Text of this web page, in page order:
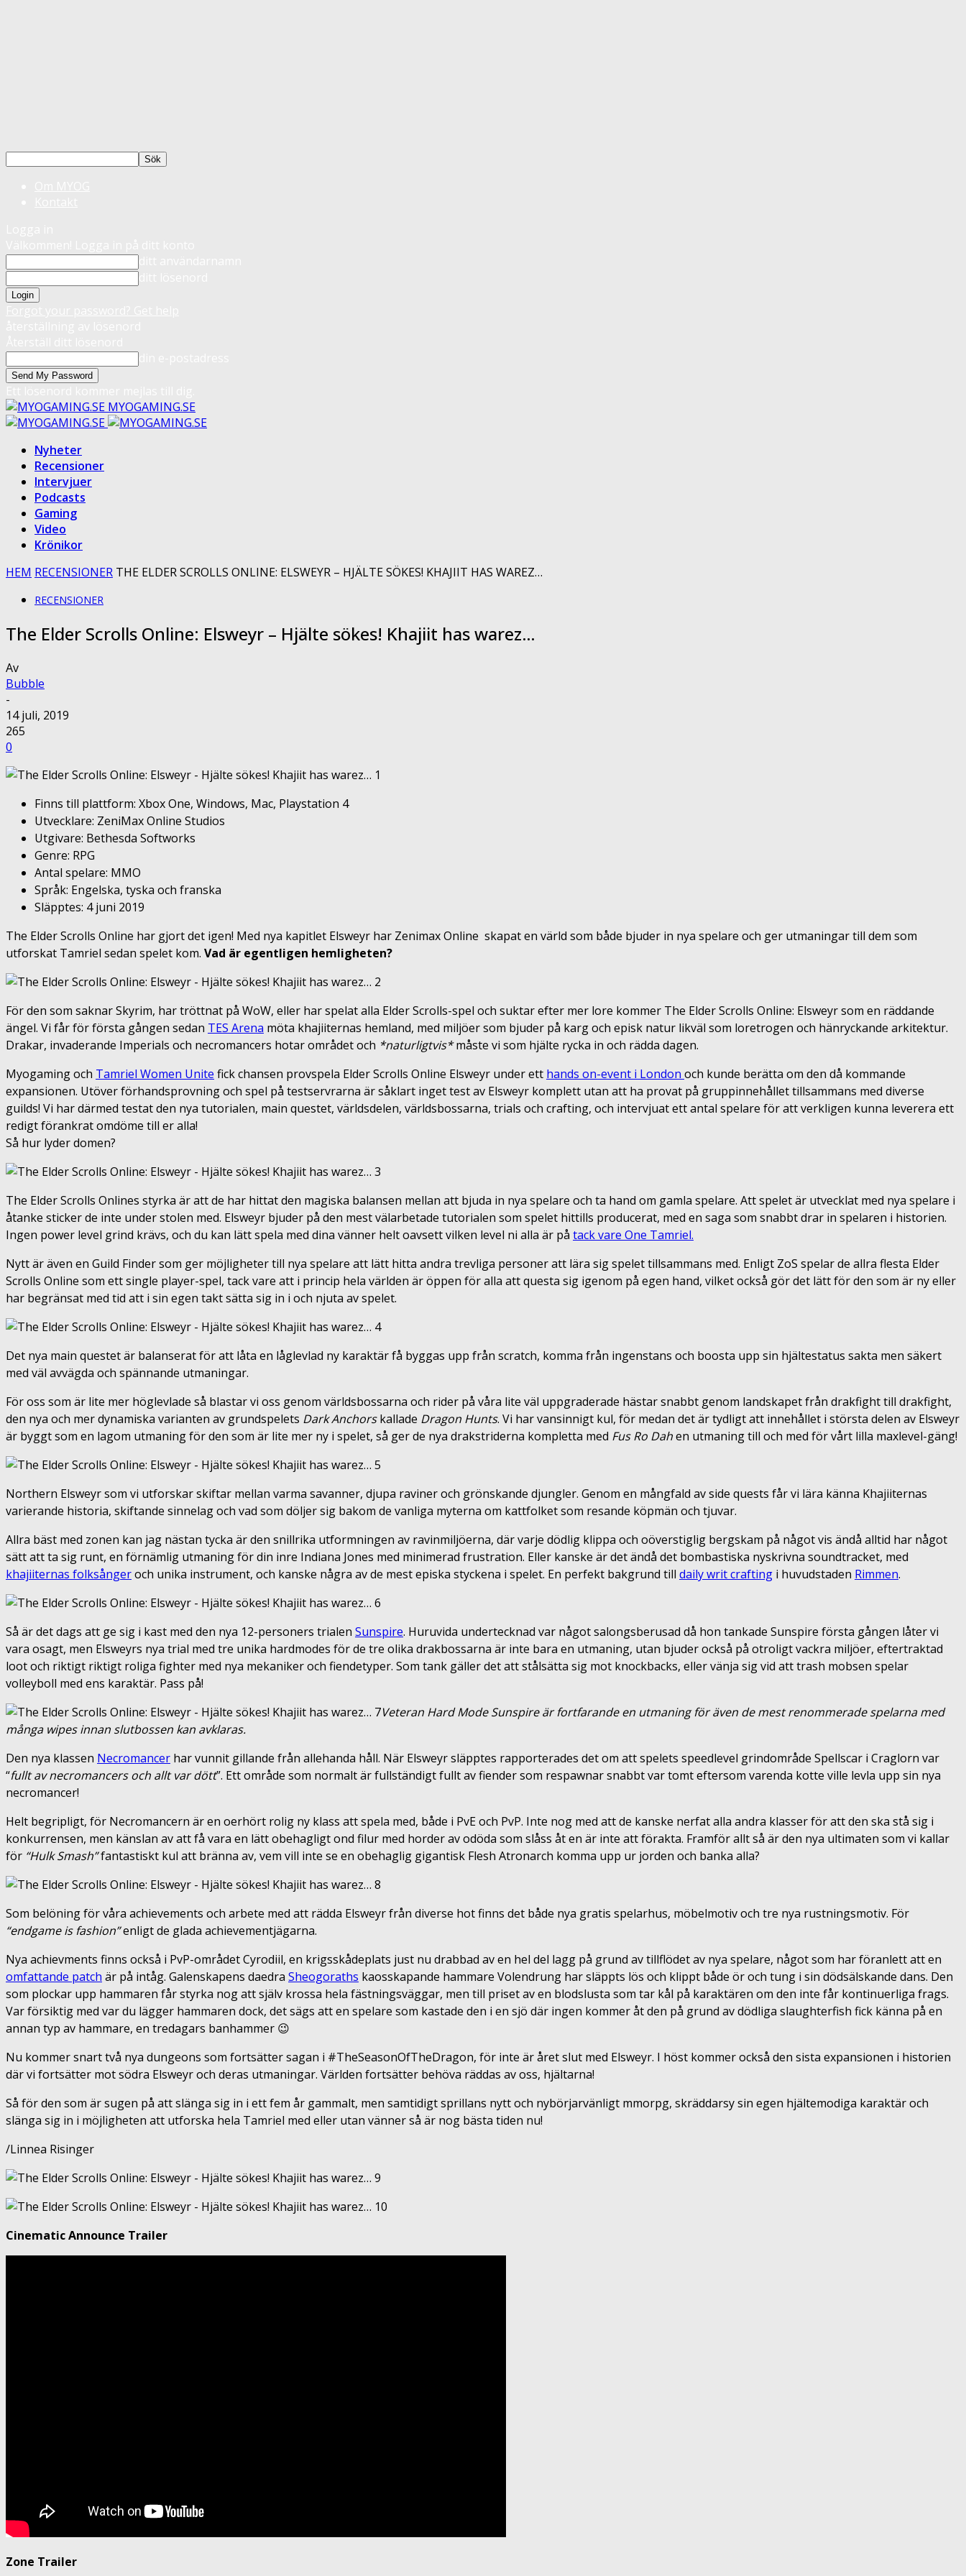
MYOGAMING.SE
Nyheter
Recensioner
Intervjuer
Podcasts
Gaming
Video
Krönikor
HEM RECENSIONER THE ELDER SCROLLS ONLINE: ELSWEYR – HJÄLTE SÖKES! KHAJIIT HAS WAREZ…
RECENSIONER
The Elder Scrolls Online: Elsweyr – Hjälte sökes! Khajiit has warez…
Av
Bubble
-
14 juli, 2019
265
0
Finns till plattform: Xbox One, Windows, Mac, Playstation 4
Utvecklare: ZeniMax Online Studios
Utgivare: Bethesda Softworks
Genre: RPG
Antal spelare: MMO
Språk: Engelska, tyska och franska
Släpptes: 4 juni 2019
The Elder Scrolls Online har gjort det igen! Med nya kapitlet Elsweyr har Zenimax Online skapat en värld som både bjuder in nya spelare och ger utmaningar till dem som
utforskat Tamriel sedan spelet kom. Vad är egentligen hemligheten?
För den som saknar Skyrim, har tröttnat på WoW, eller har spelat alla Elder Scrolls-spel och suktar efter mer lore kommer The Elder Scrolls Online: Elsweyr som en räddande
ängel. Vi får för första gången sedan TES Arena möta khajiiternas hemland, med miljöer som bjuder på karg och episk natur likväl som loretrogen och hänryckande arkitektur.
Drakar, invaderande Imperials och necromancers hotar området och *naturligtvis*måste vi som hjälte rycka in och rädda dagen.
Myogaming och Tamriel Women Unite fick chansen provspela Elder Scrolls Online Elsweyr under ett hands on-event i London och kunde berätta om den då kommande
expansionen. Utöver förhandsprovning och spel på testservrarna är såklart inget test av Elsweyr komplett utan att ha provat på gruppinnehållet tillsammans med diverse
guilds! Vi har därmed testat den nya tutorialen, main questet, världsdelen, världsbossarna, trials och crafting, och intervjuat ett antal spelare för att verkligen kunna leverera ett
redigt förankrat omdöme till er alla!
Så hur lyder domen?
The Elder Scrolls Onlines styrka är att de har hittat den magiska balansen mellan att bjuda in nya spelare och ta hand om gamla spelare. Att spelet är utvecklat med nya spelare i
åtanke sticker de inte under stolen med. Elsweyr bjuder på den mest välarbetade tutorialen som spelet hittills producerat, med en saga som snabbt drar in spelaren i historien.
Ingen power level grind krävs, och du kan lätt spela med dina vänner helt oavsett vilken level ni alla är på tack vare One Tamriel.
Nytt är även en Guild Finder som ger möjligheter till nya spelare att lätt hitta andra trevliga personer att lära sig spelet tillsammans med. Enligt ZoS spelar de allra flesta Elder
Scrolls Online som ett single player-spel, tack vare att i princip hela världen är öppen för alla att questa sig igenom på egen hand, vilket också gör det lätt för den som är ny eller
har begränsat med tid att i sin egen takt sätta sig in i och njuta av spelet.
Det nya main questet är balanserat för att låta en låglevlad ny karaktär få byggas upp från scratch, komma från ingenstans och boosta upp sin hjältestatus sakta men säkert
med väl avvägda och spännande utmaningar.
För oss som är lite mer höglevlade så blastar vi oss genom världsbossarna och rider på våra lite väl uppgraderade hästar snabbt genom landskapet från drakfight till drakfight,
den nya och mer dynamiska varianten av grundspelets Dark Anchorskallade Dragon Hunts. Vi har vansinnigt kul, för medan det är tydligt att innehållet i största delen av Elsweyr
är byggt som en lagom utmaning för den som är lite mer ny i spelet, så ger de nya drakstriderna kompletta med Fus Ro Dahen utmaning till och med för vårt lilla maxlevel-gäng!
Northern Elsweyr som vi utforskar skiftar mellan varma savanner, djupa raviner och grönskande djungler. Genom en mångfald av side quests får vi lära känna Khajiiternas
varierande historia, skiftande sinnelag och vad som döljer sig bakom de vanliga myterna om kattfolket som resande köpmän och tjuvar.
Allra bäst med zonen kan jag nästan tycka är den snillrika utformningen av ravinmiljöerna, där varje dödlig klippa och oöverstiglig bergskam på något vis ändå alltid har något
sätt att ta sig runt, en förnämlig utmaning för din inre Indiana Jones med minimerad frustration. Eller kanske är det ändå det bombastiska nyskrivna soundtracket, med
khajiiternas folksångeroch unika instrument, och kanske några av de mest episka styckena i spelet. En perfekt bakgrund till daily writ crafting i huvudstaden Rimmen.
Så är det dags att ge sig i kast med den nya 12-personers trialen Sunspire. Huruvida undertecknad var något salongsberusad då hon tankade Sunspire första gången låter vi
vara osagt, men Elsweyrs nya trial med tre unika hardmodes för de tre olika drakbossarna är inte bara en utmaning, utan bjuder också på otroligt vackra miljöer, eftertraktad
loot och riktigt riktigt roliga fighter med nya mekaniker och fiendetyper. Som tank gäller det att stålsätta sig mot knockbacks, eller vänja sig vid att trash mobsen spelar
volleyboll med ens karaktär. Pass på!
Veteran Hard Mode Sunspire är fortfarande en utmaning för även de mest renommerade spelarna med
många wipes innan slutbossen kan avklaras.
Den nya klassen Necromancer har vunnit gillande från allehanda håll. När Elsweyr släpptes rapporterades det om att spelets speedlevel grindområde Spellscar i Craglorn var
“fullt av necromancers och allt var dött”. Ett område som normalt är fullständigt fullt av fiender som respawnar snabbt var tomt eftersom varenda kotte ville levla upp sin nya
necromancer!
Helt begripligt, för Necromancern är en oerhört rolig ny klass att spela med, både i PvE och PvP. Inte nog med att de kanske nerfat alla andra klasser för att den ska stå sig i
konkurrensen, men känslan av att få vara en lätt obehagligt ond filur med horder av odöda som slåss åt en är inte att förakta. Framför allt så är den nya ultimaten som vi kallar
för “Hulk Smash”fantastiskt kul att bränna av, vem vill inte se en obehaglig gigantisk Flesh Atronarch komma upp ur jorden och banka alla?
Som belöning för våra achievements och arbete med att rädda Elsweyr från diverse hot finns det både nya gratis spelarhus, möbelmotiv och tre nya rustningsmotiv. För
“endgame is fashion”enligt de glada achievementjägarna.
Nya achievments finns också i PvP-området Cyrodiil, en krigsskådeplats just nu drabbad av en hel del lagg på grund av tillflödet av nya spelare, något som har föranlett att en
omfattande patch är på intåg. Galenskapens daedra Sheogoraths kaosskapande hammare Volendrung har släppts lös och klippt både ör och tung i sin dödsälskande dans. Den
som plockar upp hammaren får styrka nog att själv krossa hela fästningsväggar, men till priset av en blodslusta som tar kål på karaktären om den inte får kontinuerliga frags.
Var försiktig med var du lägger hammaren dock, det sägs att en spelare som kastade den i en sjö där ingen kommer åt den på grund av dödliga slaughterfish fick känna på en
annan typ av hammare, en tredagars banhammer 😉
Nu kommer snart två nya dungeons som fortsätter sagan i #TheSeasonOfTheDragon, för inte är året slut med Elsweyr. I höst kommer också den sista expansionen i historien
där vi fortsätter mot södra Elsweyr och deras utmaningar. Världen fortsätter behöva räddas av oss, hjältarna!
Så för den som är sugen på att slänga sig in i ett fem år gammalt, men samtidigt sprillans nytt och nybörjarvänligt mmorpg, skräddarsy sin egen hjältemodiga karaktär och
slänga sig in i möjligheten att utforska hela Tamriel med eller utan vänner så är nog bästa tiden nu!
/Linnea Risinger
Cinematic Announce Trailer
Zone Trailer